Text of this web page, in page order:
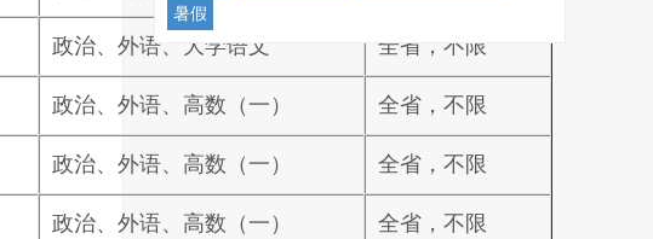
政治、外语、大学语文 全省，不限
政治、外语、高数（一） 全省，不限
政治、外语、高数（一） 全省，不限
政治、外语、高数（一） 全省，不限
暑假